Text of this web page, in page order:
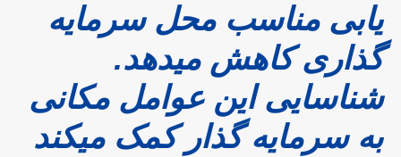
یابی مناسب محل سرمایه
گذاری کاهش میدهد.
شناسایی این عوامل مکانی
به سرمایه گذار کمک میکند